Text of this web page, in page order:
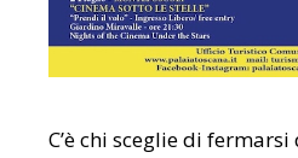
C’è chi sceglie di